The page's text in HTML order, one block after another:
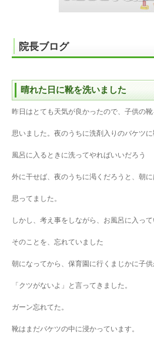
院長ブログ
晴れた日に靴を洗いました
昨日はとても天気が良かったので、子供の
思いました。夜のうちに洗剤入りのバケツ
風呂に入るときに洗ってやればいいだろう
外に干せば、夜のうちに渇くだろうと、朝
思ってました。
しかし、考え事をしながら、お風呂に入って
そのことを、忘れていました
朝になってから、保育園に行くまじかに子
「クツがないよ」と言ってきました。
ガーン忘れてた。
靴はまだバケツの中に浸かっています。